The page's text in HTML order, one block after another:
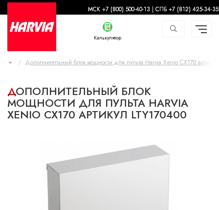
- МСК +7 (800) 500-40-13 | СПБ +7 (812) 425-34-35
Калькулятор
Дополнительный блок мощности для пульта Harvia Xenio CX170 артикул
ДОПОЛНИТЕЛЬНЫЙ БЛОК
МОЩНОСТИ ДЛЯ ПУЛЬТА HARVIA
XENIO CX170 АРТИКУЛ LTY170400